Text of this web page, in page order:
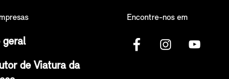
geral
de Viatura da
Encontre-nos em